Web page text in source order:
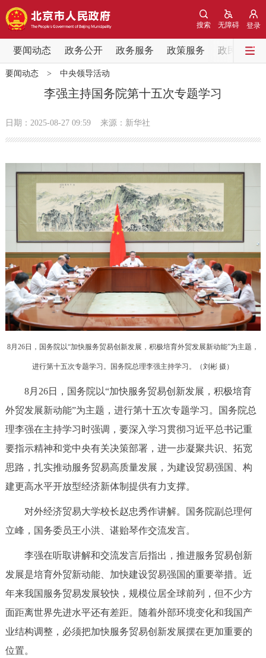
登录
无障碍
搜索
要闻动态 政务公开 政务服务 政策服务 政民互动
要闻动态
党中央精神
市领导 机构职能 政策服务
政策兑现 政策解读 回应关切
决策公开
政务服务
个人服务 法人服务 部门服务
中介服务 阳光政务
政民互动
12345网上接诉即办 我要咨询 我要建议
参与调查 在线访谈 图说互动
走进北京
北京概况 十六区概览 人文北京
多语种
要闻动态> 中央领导活动
李强主持国务院第十五次专题学习
日期：2025-08-27 09:59 来源：新华社
8月26日，国务院以“加快服务贸易创新发展，积极培育外贸发展新动能”为主题，
进行第十五次专题学习。国务院总理李强主持学习。（刘彬 摄）
8月26日，国务院以“加快服务贸易创新发展，积极培育
外贸发展新动能”为主题，进行第十五次专题学习。国务院总
理李强在主持学习时强调，要深入学习贯彻习近平总书记重
要指示精神和党中央有关决策部署，进一步凝聚共识、拓宽
思路，扎实推动服务贸易高质量发展，为建设贸易强国、构
建更高水平开放型经济新体制提供有力支撑。
对外经济贸易大学校长赵忠秀作讲解。国务院副总理何
立峰，国务委员王小洪、谌贻琴作交流发言。
李强在听取讲解和交流发言后指出，推进服务贸易创新
发展是培育外贸新动能、加快建设贸易强国的重要举措。近
年来我国服务贸易发展较快，规模位居全球前列，但不少方
面距离世界先进水平还有差距。随着外部环境变化和我国产
业结构调整，必须把加快服务贸易创新发展摆在更加重要的
位置。